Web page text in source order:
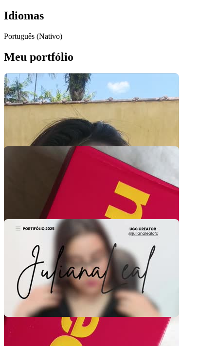
Idiomas
Português (Nativo)
Meu portfólio
Pacotes UGC
Você recebe o arquivo para usar em qualquer canal.